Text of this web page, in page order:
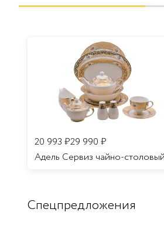
20 993 ₽29 990 ₽
Спецпредложения